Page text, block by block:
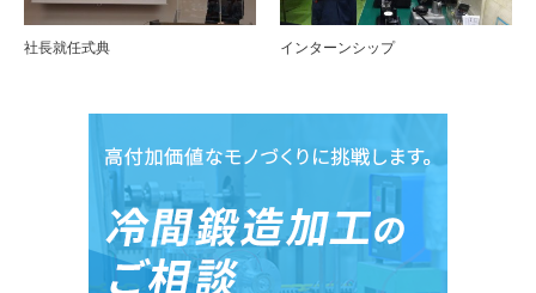
社長就任式典 インターンシップ